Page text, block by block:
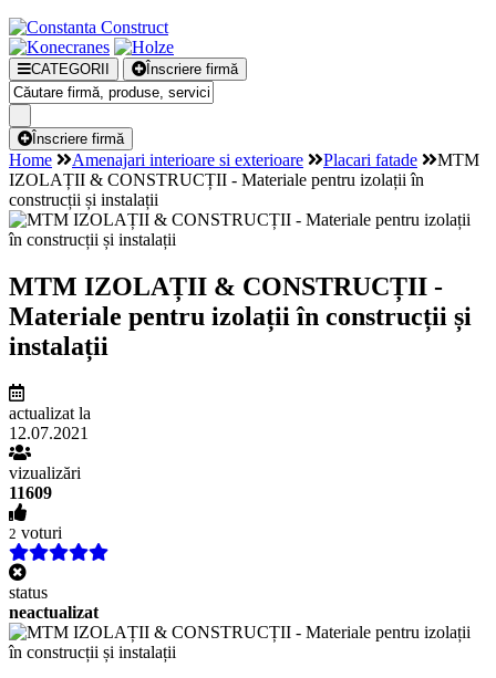
CATEGORII Înscriere firmă
Înscriere firmă
Home Amenajari interioare si exterioare Placari fatade
MTM
IZOLAȚII & CONSTRUCȚII - Materiale pentru izolații în
construcții și instalații
MTM IZOLAȚII & CONSTRUCȚII -
Materiale pentru izolații în construcții și
instalații
actualizat la
12.07.2021
vizualizări
11609
2 voturi
status
neactualizat